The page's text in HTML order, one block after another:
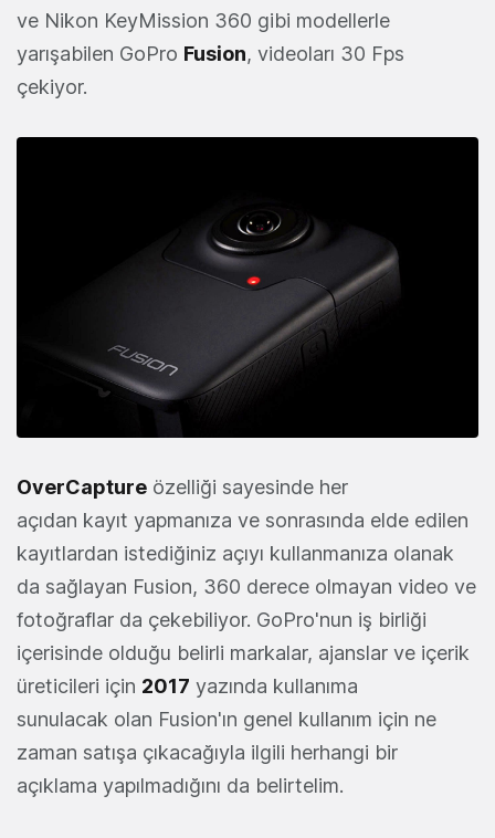
ve Nikon KeyMission 360 gibi modellerle
yarışabilen GoPro Fusion, videoları 30 Fps
çekiyor.
OverCapture özelliği sayesinde her
açıdan kayıt yapmanıza ve sonrasında elde edilen
kayıtlardan istediğiniz açıyı kullanmanıza olanak
da sağlayan Fusion, 360 derece olmayan video ve
fotoğraflar da çekebiliyor. GoPro'nun iş birliği
içerisinde olduğu belirli markalar, ajanslar ve içerik
üreticileri için 2017 yazında kullanıma
sunulacak olan Fusion'ın genel kullanım için ne
zaman satışa çıkacağıyla ilgili herhangi bir
açıklama yapılmadığını da belirtelim.